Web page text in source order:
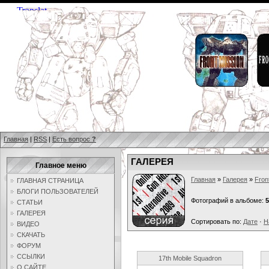
Главная | RSS | Есть вопрос ?
Главное меню
ГЛАВНАЯ СТРАНИЦА
БЛОГИ ПОЛЬЗОВАТЕЛЕЙ
СТАТЬИ
ГАЛЕРЕЯ
ВИДЕО
СКАЧАТЬ
ФОРУМ
ССЫЛКИ
О САЙТЕ
ГАЛЕРЕЯ
Главная » Галерея »
Фотографий в альбоме:
Сортировать по: Дате ·
17th Mobile Squadron